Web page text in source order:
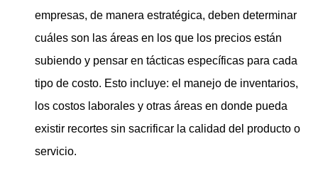
empresas, de manera estratégica, deben determinar
cuáles son las áreas en los que los precios están
subiendo y pensar en tácticas específicas para cada
tipo de costo. Esto incluye: el manejo de inventarios,
los costos laborales y otras áreas en donde pueda
existir recortes sin sacrificar la calidad del producto o
servicio.